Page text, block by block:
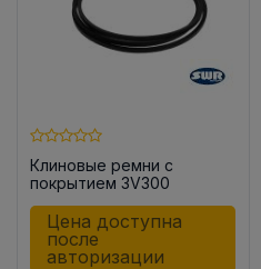
Клиновые ремни с
покрытием 3V300
Цена доступна
после
авторизации